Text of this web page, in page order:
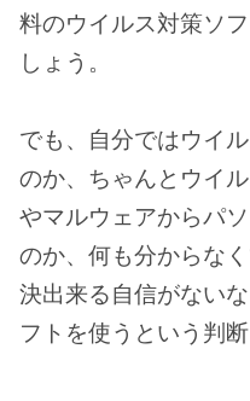
料のウイルス対策ソ
しょう。
でも、自分ではウイ
のか、ちゃんとウイ
やマルウェアからパ
のか、何も分からな
決出来る自信がない
フトを使うという判